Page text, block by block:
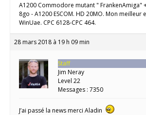
A1200 Commodore mutant " FrankenAmiga"
8go - A1200 ESCOM. HD 20MO. Mon meilleur
WinUae. CPC 6128-CPC 464.
28 mars 2018 à 19 h 09 min
Staff
Jim Neray
Level 22
Messages : 7350
J’ai passé la news merci Aladin